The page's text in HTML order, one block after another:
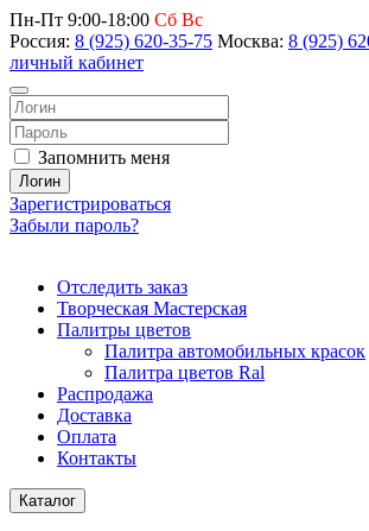
Пн-Пт 9:00-18:00 Сб Вс
Россия: 8 (925) 620-35-75 Москва: 8 (925)
личный кабинет
Запомнить меня
Логин
Зарегистрироваться
Забыли пароль?
Отследить заказ
Творческая Мастерская
Палитры цветов
Палитра автомобильных красок
Палитра цветов Ral
Распродажа
Доставка
Оплата
Контакты
Каталог